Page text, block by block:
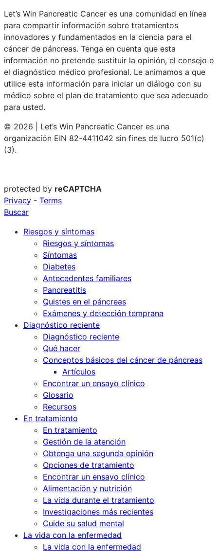
Let’s Win Pancreatic Cancer es una comunidad en línea
para compartir información sobre tratamientos
innovadores y fundamentados en la ciencia para el
cáncer de páncreas. Tenga en cuenta que esta
información no pretende sustituir la opinión, el consejo o
el diagnóstico médico profesional. Le animamos a que
utilice esta información para iniciar un diálogo con su
médico sobre el plan de tratamiento que sea adecuado
para usted.
© 2026 | Let’s Win Pancreatic Cancer es una
organización EIN 82-4411042 sin fines de lucro 501(c)
(3).
protected by reCAPTCHA
Privacy - Terms
Buscar
Riesgos y síntomas
Riesgos y síntomas
Síntomas
Diabetes
Antecedentes familiares
Pancreatitis
Quistes en el páncreas
Exámenes y detección temprana
Diagnóstico reciente
Diagnóstico reciente
Qué hacer
Conceptos básicos del cáncer de páncreas
Artículos
Encontrar un ensayo clínico
Glosario
Recursos
En tratamiento
En tratamiento
Gestión de la atención
Obtenga una segunda opinión
Opciones de tratamiento
Encontrar un ensayo clínico
Alimentación y nutrición
La vida durante el tratamiento
Investigaciones más recientes
Cuide su salud mental
La vida con la enfermedad
La vida con la enfermedad